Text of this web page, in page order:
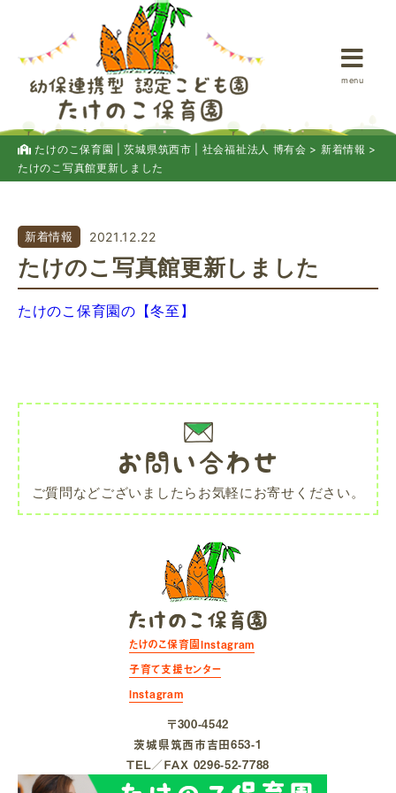
menu
たけのこ保育園 | 茨城県筑西市 | 社会福祉法人 博有会 > 新着情報 >
たけのこ写真館更新しました
新着情報 2021.12.22
たけのこ写真館更新しました
たけのこ保育園の【冬至】
お問い合わせ
ご質問などございましたらお気軽にお寄せください。
たけのこ保育園Instagram
子育て支援センター
Instagram
〒300-4542
茨城県筑⻄市吉⽥653-1
ＴＥＬ／ＦＡＸ 0296-52-7788